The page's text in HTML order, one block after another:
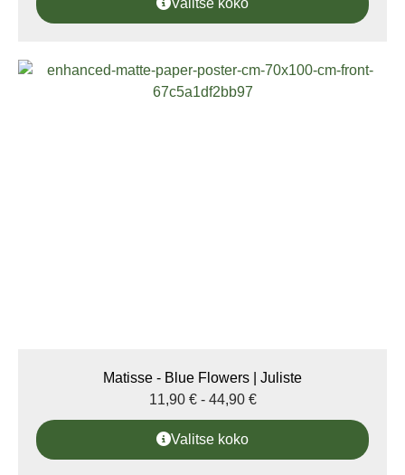
Valitse koko
Matisse - Blue Flowers | Juliste
11,90 € - 44,90 €
Valitse koko